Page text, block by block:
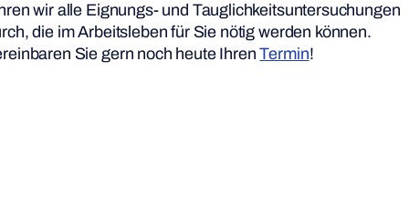
wir alle Eignungs- und Tauglichkeitsuntersuchungen
die im Arbeitsleben für Sie nötig werden können.
Sie gern noch heute IhrenTermin!